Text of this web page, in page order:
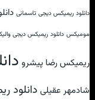
دانلود ریمیکس دیجی تاسمانی
مومیکس دانلود ریمیکس دیجی
ریمیکس رضا پیشرو
شادمهر عقیلی دانلود